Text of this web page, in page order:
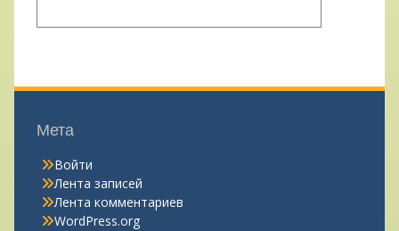
Мета
Войти
Лента записей
Лента комментариев
WordPress.org